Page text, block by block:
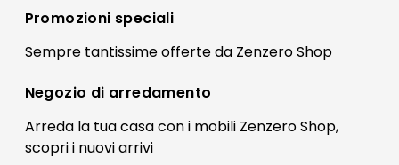
Preferenze Cookies
Termini e condizioni
Contatti
FAQ
Pagamenti
Registrati
Il mio account
Promozioni speciali
Sempre tantissimeofferteda Zenzero Shop
Negozio di arredamento
Arreda la tua casa con i mobili Zenzero Shop,
scopri i nuovi arrivi